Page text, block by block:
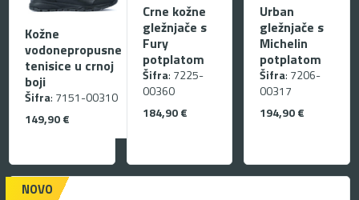
Kožne
vodonepropusne
tenisice u crnoj
boji
Šifra: 7151-00310
149,90€
Crne kožne
gležnjače s
Fury
potplatom
Šifra: 7225-
00360
184,90€
Urban
gležnjače s
Michelin
potplatom
Šifra: 7206-
00317
194,90€
NOVO